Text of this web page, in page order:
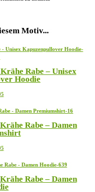
Motiv...
Rabe – Unisex
Hoodie
Dieses
weist
Varianten
auf.
Optionen
auf
Produktseite
gewählt
Rabe – Damen
Dieses
weist
Varianten
auf.
Rabe – Damen